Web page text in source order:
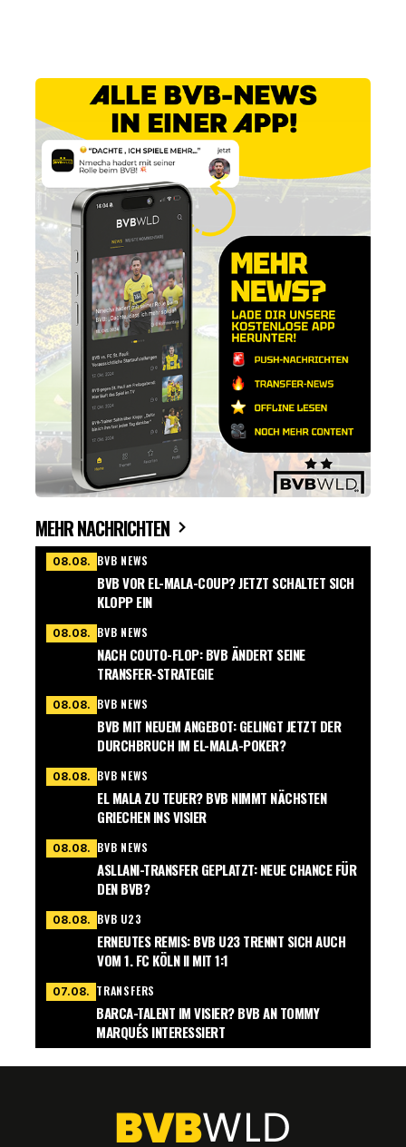
MEHR NACHRICHTEN
08.08. BVB NEWS
BVB VOR EL-MALA-COUP? JETZT SCHALTET SICH
KLOPP EIN
08.08. BVB NEWS
NACH COUTO-FLOP: BVB ÄNDERT SEINE
TRANSFER-STRATEGIE
08.08. BVB NEWS
BVB MIT NEUEM ANGEBOT: GELINGT JETZT DER
DURCHBRUCH IM EL-MALA-POKER?
08.08. BVB NEWS
EL MALA ZU TEUER? BVB NIMMT NÄCHSTEN
GRIECHEN INS VISIER
08.08. BVB NEWS
ASLLANI-TRANSFER GEPLATZT: NEUE CHANCE FÜR
DEN BVB?
08.08. BVB U23
ERNEUTES REMIS: BVB U23 TRENNT SICH AUCH
VOM 1. FC KÖLN II MIT 1:1
07.08. TRANSFERS
BARCA-TALENT IM VISIER? BVB AN TOMMY
MARQUÉS INTERESSIERT